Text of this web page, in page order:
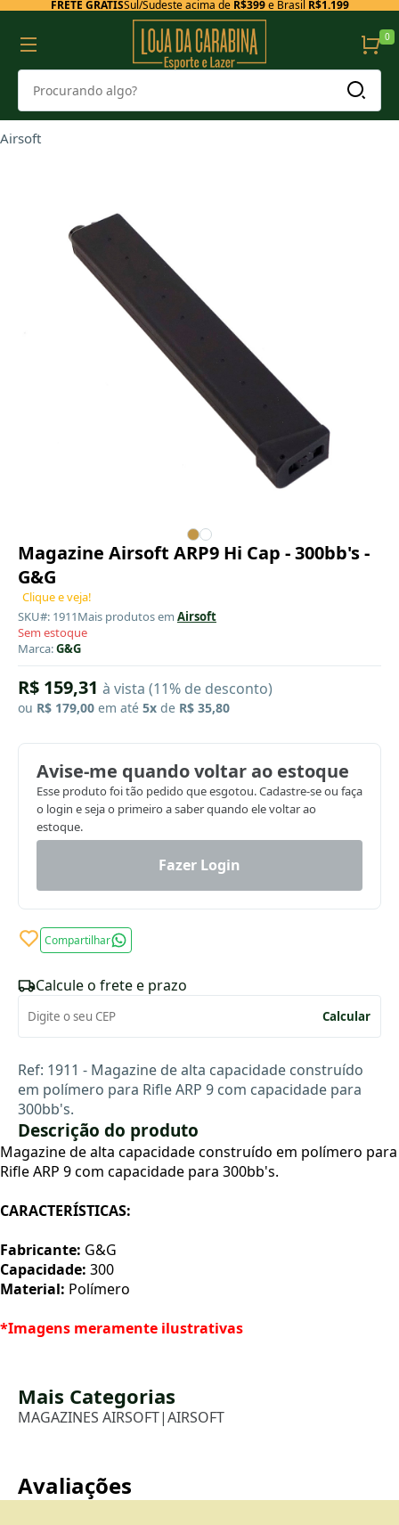
FRETE GRÁTISSul/Sudeste acima de R$399e Brasil R$1.199
0
Airsoft
Magazine Airsoft ARP9 Hi Cap - 300bb's -
G&G
Clique e veja!
SKU#: 1911Mais produtos em Airsoft
Sem estoque
Marca:G&G
R$ 159,31 à vista (11% de desconto)
ou R$ 179,00 em até 5x de R$ 35,80
Avise-me quando voltar ao estoque
Esse produto foi tão pedido que esgotou. Cadastre-se ou faça
o login e seja o primeiro a saber quando ele voltar ao
estoque.
Fazer Login
Compartilhar
Calcule o frete e prazo
Calcular
Ref: 1911 - Magazine de alta capacidade construído
em polímero para Rifle ARP 9 com capacidade para
300bb's.
Descrição do produto
Magazine de alta capacidade construído em polímero para
Rifle ARP 9 com capacidade para 300bb's.
CARACTERÍSTICAS:
Fabricante: G&G
Capacidade: 300
Material: Polímero
*Imagens meramente ilustrativas
Mais Categorias
MAGAZINES AIRSOFT|AIRSOFT
Avaliações